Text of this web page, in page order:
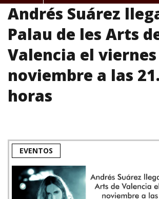
Andrés Suárez
Palau de les Arts
Valencia el viernes
noviembre a las
horas
EVENTOS